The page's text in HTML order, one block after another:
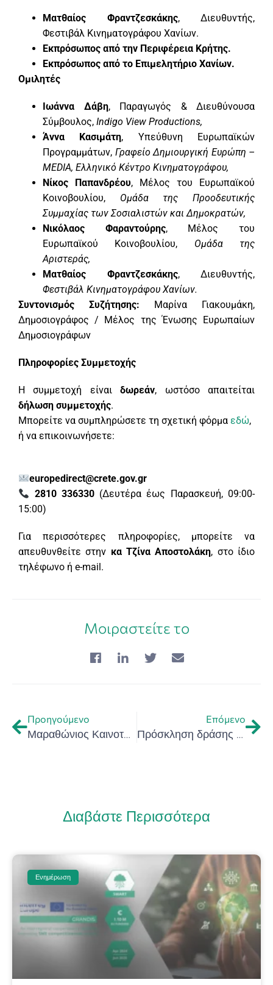
Ματθαίος Φραντζεσκάκης, Διευθυντής,
Φεστιβάλ Κινηματογράφου Χανίων.
Εκπρόσωπος από την Περιφέρεια Κρήτης.
Εκπρόσωπος από το Επιμελητήριο Χανίων.
Ομιλητές
Ιωάννα Δάβη, Παραγωγός & Διευθύνουσα
Σύμβουλος, Indigo View Productions,
Άννα Κασιμάτη, Υπεύθυνη Ευρωπαϊκών
Προγραμμάτων, Γραφείο Δημιουργική Ευρώπη –
MEDIA, Ελληνικό Κέντρο Κινηματογράφου,
Νίκος Παπανδρέου, Μέλος του Ευρωπαϊκού
Κοινοβουλίου, Ομάδα της Προοδευτικής
Συμμαχίας των Σοσιαλιστών και Δημοκρατών,
Νικόλαος Φαραντούρης, Μέλος του
Ευρωπαϊκού Κοινοβουλίου, Ομάδα της
Αριστεράς,
Ματθαίος Φραντζεσκάκης, Διευθυντής,
Φεστιβάλ Κινηματογράφου Χανίων.
Συντονισμός Συζήτησης: Μαρίνα Γιακουμάκη,
Δημοσιογράφος / Μέλος της Ένωσης Ευρωπαίων
Δημοσιογράφων
Πληροφορίες Συμμετοχής
Η συμμετοχή είναιδωρεάν, ωστόσο απαιτείται
δήλωση συμμετοχής.
Μπορείτε να συμπληρώσετε τη σχετική φόρμα εδώ,
ή να επικοινωνήσετε:
europedirect@crete.gov.gr
2810 336330(Δευτέρα έως Παρασκευή, 09:00-
15:00)
Για περισσότερες πληροφορίες, μπορείτε να
απευθυνθείτε στην κα Τζίνα Αποστολάκη, στο ίδιο
τηλέφωνο ή e-mail.
Μοιραστείτε το
Προηγούμενο
Μαραθώνιος Καινοτομίας «Αρτέμης Σαϊτάκης» – Hackathon 2025 – Καινοτόμες ιδέες για τη βιώσιμη ανάπτυξη και προώθηση του κρητικού γαστρονομικού πολιτισμού
Επόμενο
Πρόσκληση δράσης από το Πρόγραμμα “ΚΡΗΤΗ” 2021-2027: «Ενίσχυση εξωστρέφειας επιχειρήσεων της Περιφέρειας Κρήτης, μέσω δράσεων προβολής και δικτύωσης»
Διαβάστε Περισσότερα
Ενημέρωση